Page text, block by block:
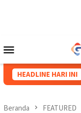
Mobile
HEADLINE HARI INI
Menguat, Tiga
Beranda FEATURED